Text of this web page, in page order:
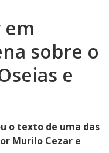
sobre o
e
o texto de uma das
Murilo Cezar e